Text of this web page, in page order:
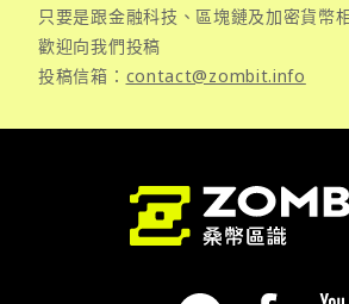
只要是跟金融科技、區塊鏈及加密貨幣
歡迎向我們投稿
投稿信箱： contact@zombit.info